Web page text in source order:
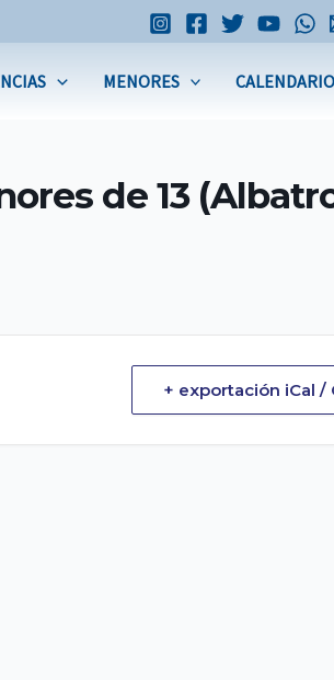
MENORES CALENDARIO
de 13
+ exportación iCal /